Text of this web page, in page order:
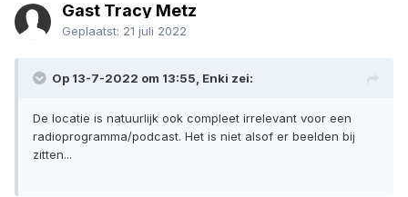
Gast Tracy Metz
Geplaatst: 21 juli 2022
Op 13-7-2022 om 13:55, Enki zei:
De locatie is natuurlijk ook compleet irrelevant voor een
radioprogramma/podcast. Het is niet alsof er beelden bij
zitten...